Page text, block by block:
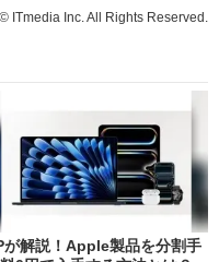
ITmedia Inc. All Rights Reserved.
が解説！Apple製品を分割手